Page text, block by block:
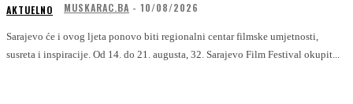
AKTUELNO MUSKARAC.BA - 10/08/2026
Sarajevo će i ovog ljeta ponovo biti regionalni centar filmske umjetnosti,
susreta i inspiracije. Od 14. do 21. augusta, 32. Sarajevo Film Festival okupit...